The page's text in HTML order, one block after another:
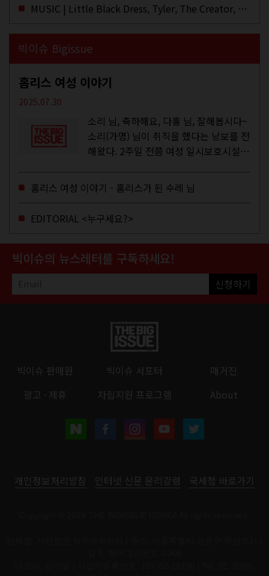
MUSIC | Little Black Dress, Tyler, The Creator, Essie Jain
빅이슈 Bigissue
홈리스 여성 이야기
2025.07.30
소리 님, 축하해요, 다홍 님, 잘해봅시다~
소리(가명) 님이 취직을 했다는 낭보를 전
해왔다. 2주일 전쯤 여성 일시보호시설에
고, 저 오늘이 마지막이에요, 이렇게 인사
를 하고 가셨던...
홈리스 여성 이야기 - 홈리스가 된 수레 님
EDITORIAL <누구세요?>
빅이슈의 뉴스레터를 구독하세요!
신청하기
빅이슈 판매원 빅이슈 서포터
매거진
광고 · 제휴
자립지원 프로그램 About
개인정보처리방침 인터넷 신문 윤리강령 국세청 바로가기